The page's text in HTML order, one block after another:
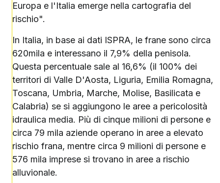
Europa e l'Italia emerge nella cartografia del
rischio".
In Italia, in base ai dati ISPRA, le frane sono circa
620mila e interessano il 7,9% della penisola.
Questa percentuale sale al 16,6% (il 100% dei
territori di Valle D'Aosta, Liguria, Emilia Romagna,
Toscana, Umbria, Marche, Molise, Basilicata e
Calabria) se si aggiungono le aree a pericolosità
idraulica media. Più di cinque milioni di persone e
circa 79 mila aziende operano in aree a elevato
rischio frana, mentre circa 9 milioni di persone e
576 mila imprese si trovano in aree a rischio
alluvionale.